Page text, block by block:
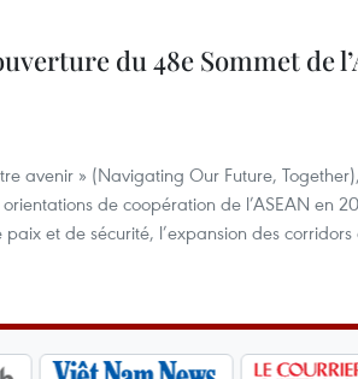
du 48e Sommet de
avenir » (Navigating Our Future,
de coopération de l’ASEAN en
et de sécurité, l’expansion des corridors